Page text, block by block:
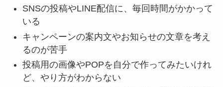
SNSの投稿やLINE配信に、毎回時間がかかって
いる
キャンペーンの案内文やお知らせの文章を考え
るのが苦手
投稿用の画像やPOPを自分で作ってみたいけれ
ど、やり方がわからない